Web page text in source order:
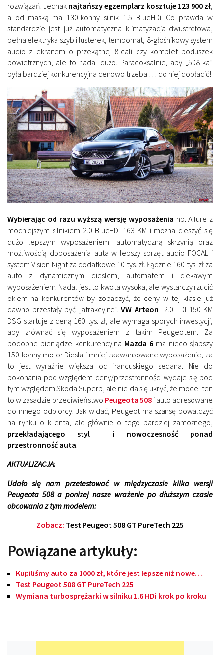
rozwiązań. Jednak najtańszy egzemplarz kosztuje 123 900 zł
a od maską ma 130-konny silnik 1.5 BlueHDi. Co prawda w
standardzie jest już automatyczna klimatyzacja dwustrefowa,
pełna elektryka szyb i lusterek, tempomat, 8-głośnikowy system
audio z ekranem o przekątnej 8-cali czy komplet poduszek
powietrznych, ale to nadal dużo. Paradoksalnie, aby „508-ka”
była bardziej konkurencyjna cenowo trzeba … do niej dopłacić!
Wybierając od razu wyższą wersję wyposażenia np. Allure z
mocniejszym silnikiem 2.0 BlueHDi 163 KM i można cieszyć się
dużo lepszym wyposażeniem, automatyczną skrzynią oraz
możliwością doposażenia auta w lepszy sprzęt audio FOCAL i
system Vision Night za dodatkowe 10 tys. zł. Łącznie 160 tys. zł za
auto z dynamicznym dieslem, automatem i ciekawym
wyposażeniem. Nadal jest to kwota wysoka, ale wystarczy rzucić
okiem na konkurentów by zobaczyć, że ceny w tej klasie już
dawno przestały być „atrakcyjne”. VW Arteon 2.0 TDI 150 KM
DSG startuje z ceną 160 tys. zł, ale wymaga sporych inwestycji,
aby zrównać się wyposażeniem z takim Peugeotem. Za
podobne pieniądze konkurencyjna Mazda 6 ma nieco słabszy
150-konny motor Diesla i mniej zaawansowane wyposażenie, za
to jest wyraźnie większa od francuskiego sedana. Nie do
pokonania pod względem ceny/przestronności wydaje się pod
tym względem Skoda Superb, ale nie da się ukryć, że model ten
to w zasadzie przeciwieństwo Peugeota 508 i auto adresowane
do innego odbiorcy. Jak widać, Peugeot ma szansę powalczyć
na rynku o klienta, ale głównie o tego bardziej zamożnego,
przekładającego styl i nowoczesność ponad
przestronność auta.
AKTUALIZACJA:
Udało się nam przetestować w międzyczasie kilka wersji
Peugeota 508 a poniżej nasze wrażenie po dłuższym czasie
obcowania z tym modelem:
Zobacz: Test Peugeot 508 GT PureTech 225
Powiązane artykuły:
Kupiliśmy auto za 1000 zł, które jest lepsze niż nowe…
Test Peugeot 508 GT PureTech 225
Wymiana turbosprężarki w silniku 1.6 HDi krok po kroku